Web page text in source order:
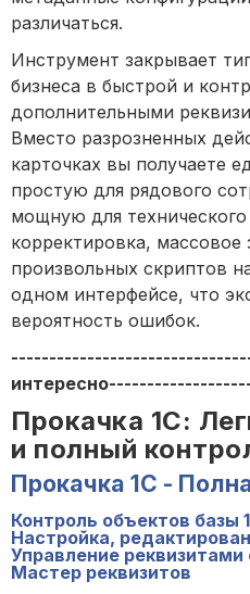
различаться.
Инструмент закрывает
бизнеса в быстрой и
дополнительными
Вместо разрозненных
карточках вы получаете
простую для рядового
мощную для технического
корректировка, массовое
произвольных скриптов
одном интерфейсе, что
вероятность ошибок.
Прокачка 1С:
и полный
Прокачка 1С -
Контроль объектов базы
Настройка,
Управление реквизитами
Мастер реквизитов